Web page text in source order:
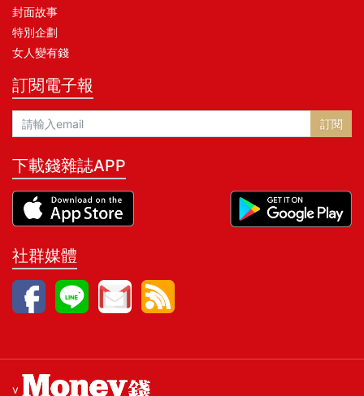
封面故事
特別企劃
女人變有錢
訂閱電子報
訂閱
下載錢雜誌APP
社群媒體
v